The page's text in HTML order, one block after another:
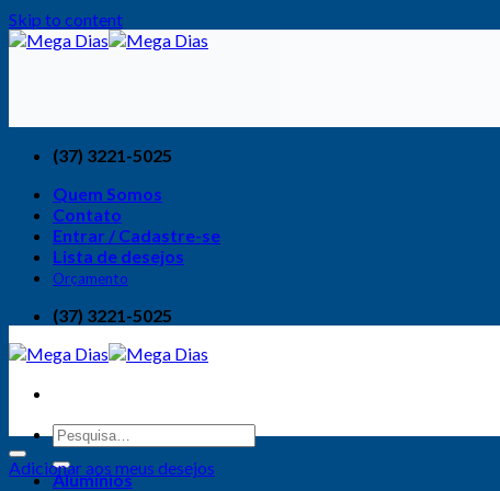
Skip to content
(37) 3221-5025
Quem Somos
Contato
Entrar / Cadastre-se
Lista de desejos
Orçamento
(37) 3221-5025
Alumínios
Adicionar aos meus desejos